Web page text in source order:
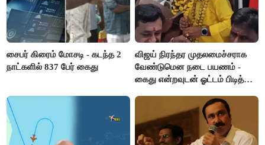
சைபர் கிரைம் மோசடி - கடந்த 2
நாட்களில் 837 பேர் கைது
விஜய் நிரந்தர முதலமைச்சராக
வேண்டுமென நடை பயணம் -
கைது என்றவுடன் ஓட்டம் பிடித்த